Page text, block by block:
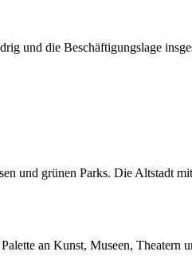
und die Beschäftigungslage
und grünen Parks. Die Altstadt
an Kunst, Museen, Theatern